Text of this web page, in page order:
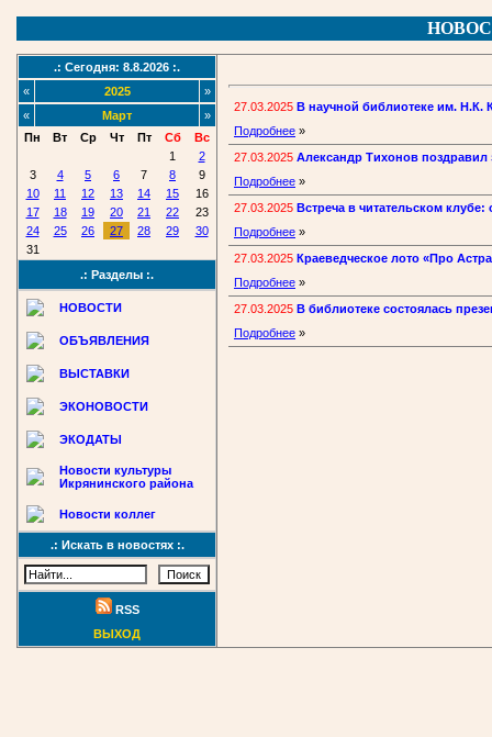
.: Сегодня: 8.8.2026 :.
«
2025
»
«
Март
»
Пн
Вт Ср Чт Пт Сб
Вс
1
2
3
4 5 6 7 8
9
10
11 12 13 14 15
16
17
18 19 20 21 22
23
24
25 26 27 28 29
30
31
.: Разделы :.
НОВОСТИ
ОБЪЯВЛЕНИЯ
ВЫСТАВКИ
ЭКОНОВОСТИ
ЭКОДАТЫ
Новости культуры
Икрянинского района
Новости коллег
.: Искать в новостях :.
RSS
ВЫХОД
27.03.2025 В научной библиотеке им. Н.К.
Подробнее »
27.03.2025 Александр Тихонов
Подробнее »
27.03.2025 Встреча в читательском
Подробнее »
27.03.2025 Краеведческое лото «Про
Подробнее »
27.03.2025 В библиотеке состоялась
Подробнее »